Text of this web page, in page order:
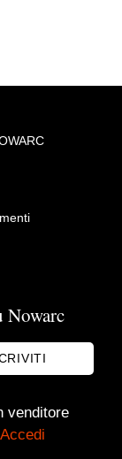
*.
Nowarc
venditore
Accedi